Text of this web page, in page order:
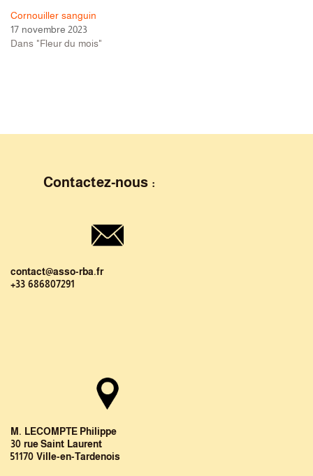
Cornouiller sanguin
17 novembre 2023
Dans "Fleur du mois"
Contactez-nous :
contact@asso-rba.fr
+33 686807291
M. LECOMPTE Philippe
30 rue Saint Laurent
51170 Ville-en-Tardenois